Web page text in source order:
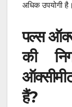
अधिक उपयोगी है।
पल्स
की
हैं?